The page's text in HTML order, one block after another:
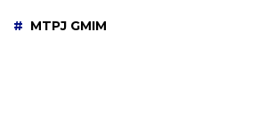
MTPJ GMIM